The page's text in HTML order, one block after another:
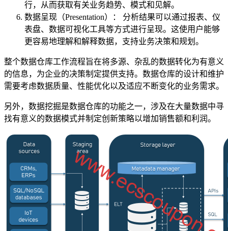
行，从而获取有关业务趋势、模式和见解。
数据呈现（Presentation）： 分析结果可以通过报表、仪
表盘、数据可视化工具等方式进行呈现。这使用户能够
更容易地理解和解释数据，支持业务决策和规划。
整个数据仓库工作流程旨在将多源、杂乱的数据转化为有意义
的信息，为企业的决策制定提供支持。数据仓库的设计和维护
需要考虑数据质量、性能优化以及适应不断变化的业务需求。
另外，数据挖掘是数据仓库的功能之一，涉及在大量数据中寻
找有意义的数据模式并制定创新策略以增加销售额和利润。